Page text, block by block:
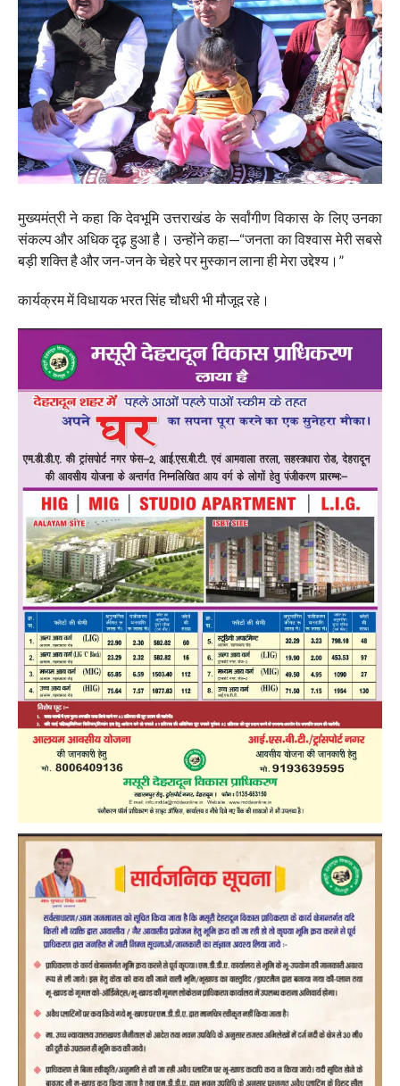
मुख्यमंत्री ने कहा कि देवभूमि उत्तराखंड के सर्वांगीण विकास के लिए उनका
संकल्प और अधिक दृढ़ हुआ है। उन्होंने कहा—“जनता का विश्वास मेरी सबसे
बड़ी शक्ति है और जन-जन के चेहरे पर मुस्कान लाना ही मेरा उद्देश्य।”
कार्यक्रम में विधायक भरत सिंह चौधरी भी मौजूद रहे।